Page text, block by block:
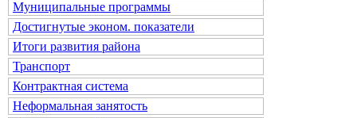
Муниципальные программы
Достигнутые эконом. показатели
Итоги развития района
Транспорт
Контрактная система
Неформальная занятость